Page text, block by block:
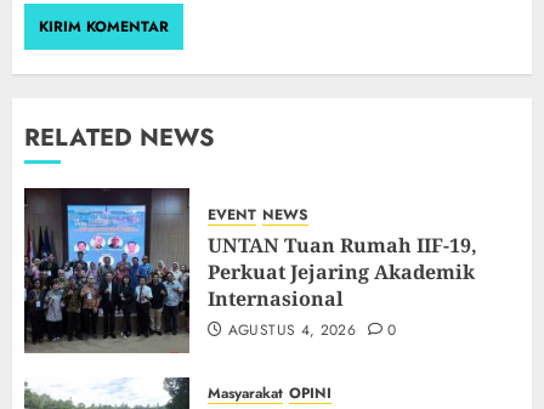
RELATED NEWS
EVENT NEWS
UNTAN Tuan Rumah IIF-19,
Perkuat Jejaring Akademik
Internasional
AGUSTUS 4, 2026 0
Masyarakat OPINI